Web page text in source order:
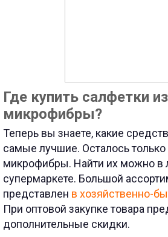
Где купить салфетки из
микрофибры?
Теперь вы знаете, какие
самые лучшие. Осталось только
микрофибры. Найти их можно в
супермаркете. Большой
представлен в хозяйственно-
При оптовой закупке товара
дополнительные скидки.